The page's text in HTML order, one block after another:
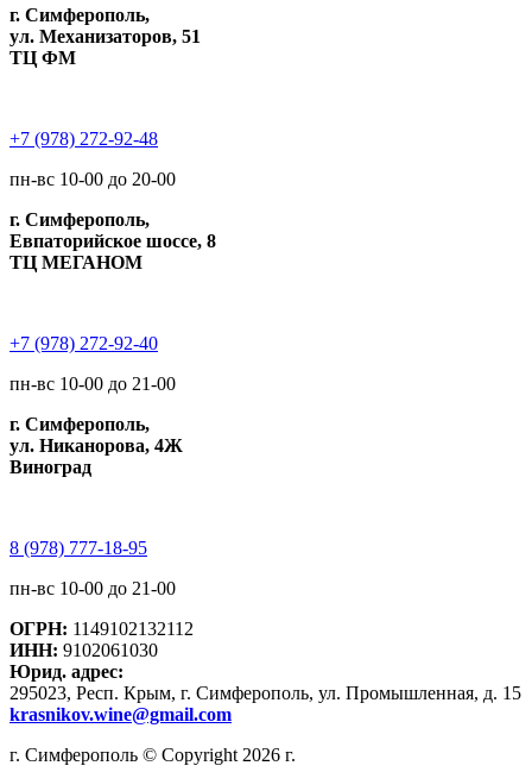
г. Симферополь,
ул. Механизаторов, 51
ТЦ ФМ
+7 (978) 272-92-48
пн-вс 10-00 до 20-00
г. Симферополь,
Евпаторийское шоссе, 8
ТЦ МЕГАНОМ
+7 (978) 272-92-40
пн-вс 10-00 до 21-00
г. Симферополь,
ул. Никанорова, 4Ж
Виноград
8 (978) 777-18-95
пн-вс 10-00 до 21-00
ОГРН: 1149102132112
ИНН: 9102061030
Юрид. адрес:
295023, Респ. Крым, г. Симферополь, ул. Промышленная, д. 15
krasnikov.wine@gmail.com
г. Симферополь © Copyright 2026 г.